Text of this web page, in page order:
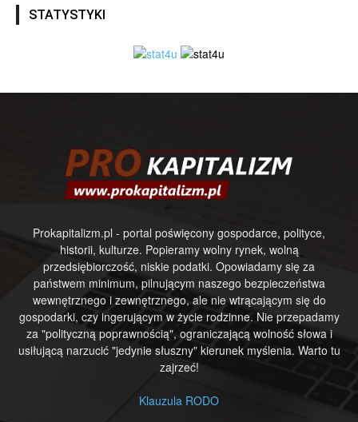
STATYSTYKI
Prokapitalizm.pl - portal poświęcony gospodarce, polityce,
historii, kulturze. Popieramy wolny rynek, wolną
przedsiębiorczość, niskie podatki. Opowiadamy się za
państwem minimum, pilnującym naszego bezpieczeństwa
wewnętrznego i zewnętrznego, ale nie wtrącającym się do
gospodarki, czy ingerującym w życie rodzinne. Nie przepadamy
za "polityczną poprawnością", ograniczającą wolność słowa i
usiłującą narzucić "jedynie słuszny" kierunek myślenia. Warto tu
zajrzeć!
Klauzula RODO